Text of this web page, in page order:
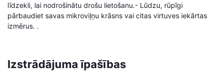
līdzekli, lai nodrošinātu drošu lietošanu.- Lūdzu, rūpīgi
pārbaudiet savas mikroviļņu krāsns vai citas virtuves iekārtas
izmērus. .
Izstrādājuma īpašības